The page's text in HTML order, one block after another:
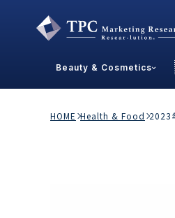
Beauty & Cosmetics
Contact Us
HOME Health & Food 2023